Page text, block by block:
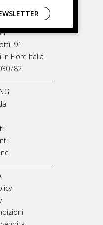
91
in Fiore Italia